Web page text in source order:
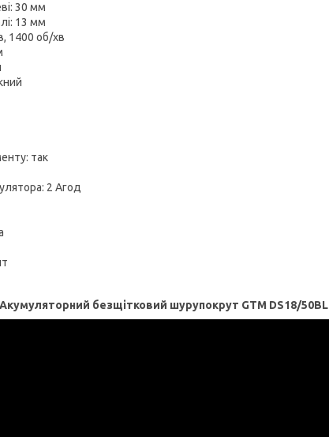
30 мм
13 мм
1400 об/хв
так
2 Агод
Акумуляторний безщітковий шурупокрут GTM DS18/50BL